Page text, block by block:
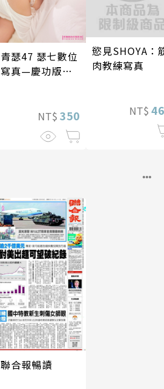
青瑟47 瑟七數位
寫真—慶功版
NT$ 350
慾見SHOYA：
肉教練寫真
NT$
聯合報暢讀